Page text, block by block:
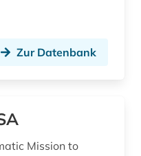
Zur Datenbank
Mission to